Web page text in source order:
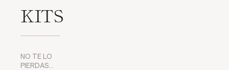
KITS
NO TE LO
PIERDAS…